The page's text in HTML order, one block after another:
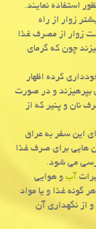
استفاده نمایند.
زوار از راه
زوار از مصرف غذا
چون كه گرمای
كرده اظهار
و در صورت
نان و پنیر كه از
این سفر به عراق
هایی برای صرف غذا
می شود.
آبو هوایی
گونه غذا و یا مواد
از نگهداری آن